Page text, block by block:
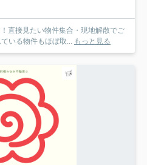
直接見たい物件集合・現地解散でご
いる物件もほぼ取...
もっと見る